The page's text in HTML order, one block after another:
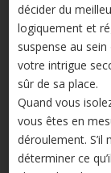
décider du
logiquement et
suspense au
votre intrigue
sûr de sa place.
Quand vous
vous êtes en
déroulement.
déterminer ce